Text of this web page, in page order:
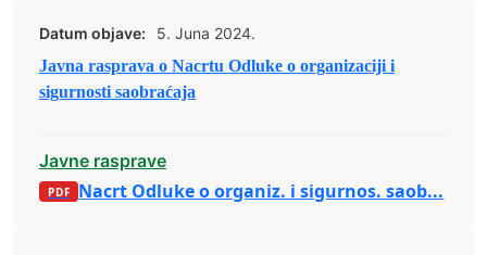
Datum objave:
5. Juna 2024.
Javna rasprava o Nacrtu Odluke o organizaciji i
sigurnosti saobraćaja
Javne rasprave
Nacrt Odluke o organiz. i sigurnos. saob...